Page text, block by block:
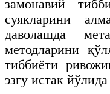
замонавий
суякларини
даволашда
методларини
тиббиёти
эзгу истак